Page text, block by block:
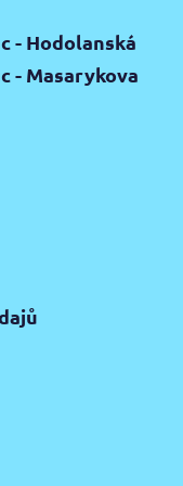
- Hodolanská
- Masarykova